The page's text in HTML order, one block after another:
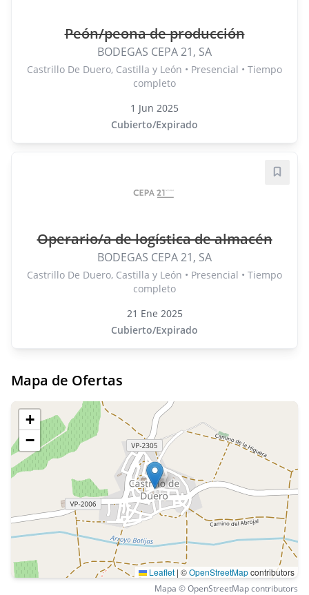
Peón/peona de producción
BODEGAS CEPA 21, SA
Castrillo De Duero, Castilla y León • Presencial • Tiempo
completo
1 Jun 2025
Cubierto/Expirado
Operario/a de logística de almacén
BODEGAS CEPA 21, SA
Castrillo De Duero, Castilla y León • Presencial • Tiempo
completo
21 Ene 2025
Cubierto/Expirado
Mapa de Ofertas
+
−
Leaflet | ©OpenStreetMapcontributors
Mapa © OpenStreetMap contributors